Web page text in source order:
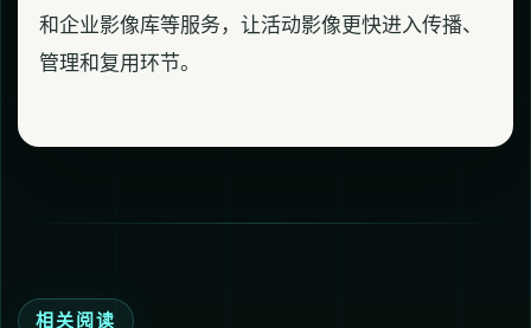
和企业影像库等服务，让活动影像更快进入传播、
管理和复用环节。
相关阅读